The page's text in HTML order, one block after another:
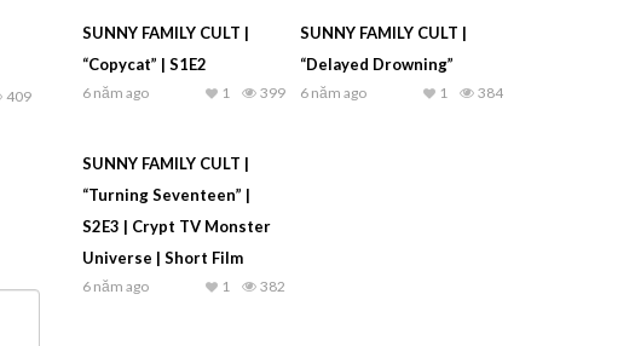
409
SUNNY FAMILY CULT |
“Copycat” | S1E2
6 năm ago 399
1
SUNNY FAMILY CULT |
“Delayed Drowning”
6 năm ago 384
1
SUNNY FAMILY CULT |
“Turning Seventeen” |
S2E3 | Crypt TV Monster
Universe | Short Film
6 năm ago 382
1